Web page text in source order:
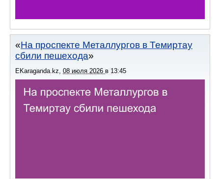
На проспекте Металлургов в Темиртау
сбили пешехода
EKaraganda.kz 08 июля 2026 в 13:45